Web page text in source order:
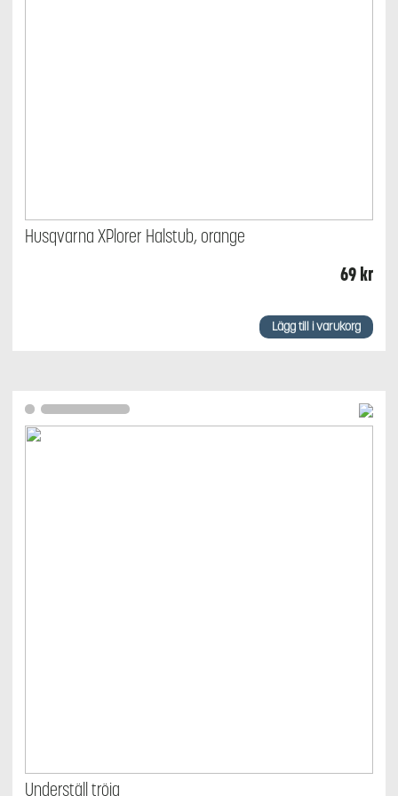
Husqvarna XPlorer Halstub, orange
69kr
Lägg till i varukorg
Underställ tröja